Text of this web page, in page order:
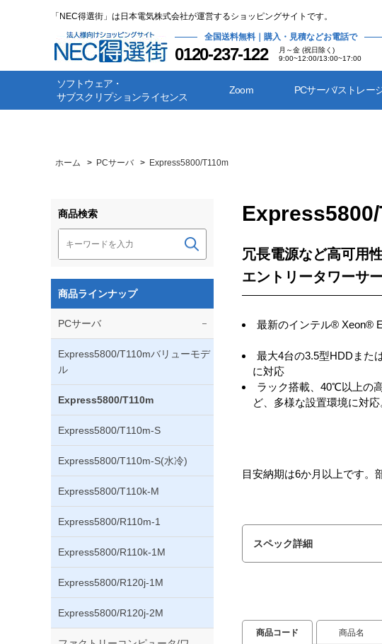
「NEC得選街」は日本電気株式会社が運営するショッピングサイトです。
全国送料無料｜購入・見積などお電話で
0120-237-122
月～金 (祝日除く)
9:00~12:00/13:00~17:00
ソフトウェア・
サブスクリプションライセンス
Zoom PCサーバ/ストレー
ホーム > PCサーバ > Express5800/T110m
商品検索
商品ラインナップ
PCサーバ
Express5800/T110mバリューモデ
ル
Express5800/T110m
Express5800/T110m-S
Express5800/T110m-S(水冷)
Express5800/T110k-M
Express5800/R110m-1
Express5800/R110k-1M
Express5800/R120j-1M
Express5800/R120j-2M
冗長電源など高可用
エントリータワーサ
最新のインテル® Xeon®
最大4台の3.5型HDDまた
に対応
ラック搭載、40℃以上の
ど、多様な設置環境に対応
目安納期は6か月以上です。
スペック詳細
商品コード 商品名